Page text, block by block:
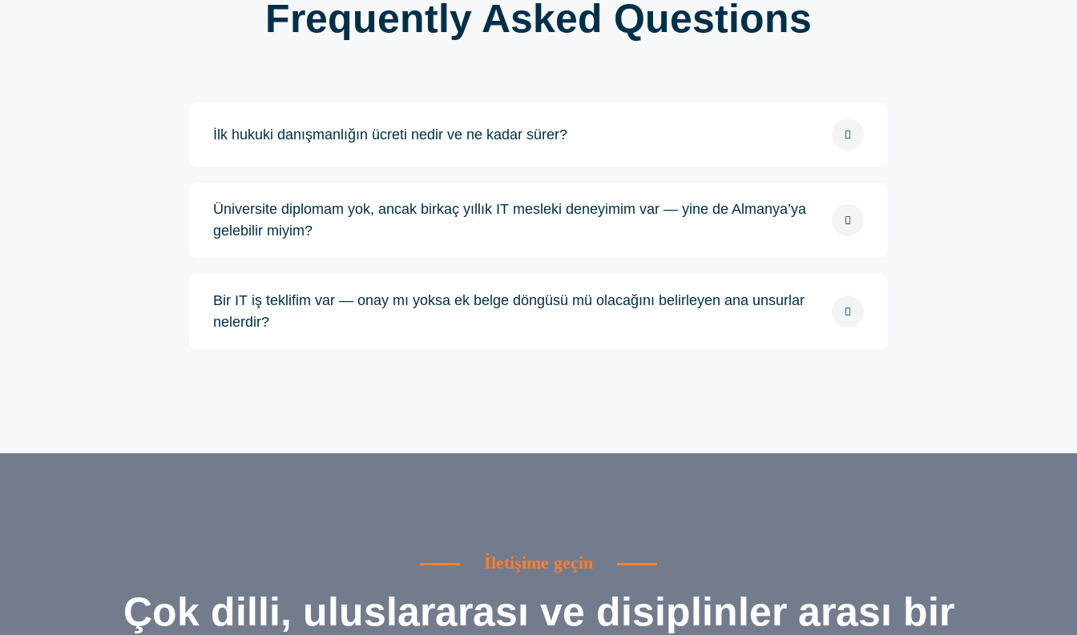
Frequently Asked Questions
İlk hukuki danışmanlığın ücreti nedir ve ne kadar sürer?
Üniversite diplomam yok, ancak birkaç yıllık IT mesleki deneyimim var — yine de Almanya’ya
gelebilir miyim?
Bir IT iş teklifim var — onay mı yoksa ek belge döngüsü mü olacağını belirleyen ana unsurlar
nelerdir?
İletişime geçin
Çok dilli, uluslararası ve disiplinler arası bir